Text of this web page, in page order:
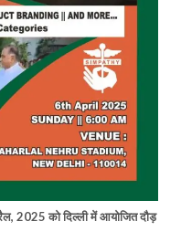
2025 को दिल्ली में आयोजित दौड़